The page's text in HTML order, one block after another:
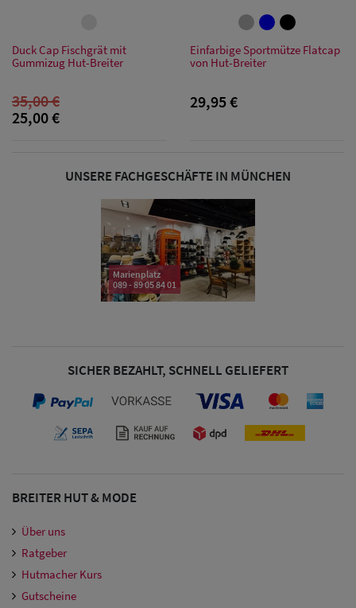
Snapback Caps
Damen Caps
Großgrößen
Duck Cap Fischgrät mit
Gummizug Hut-Breiter
35,00 €
25,00 €
Einfarbige Sportmütze Flatcap
von Hut-Breiter
29,95 €
UNSERE FACHGESCHÄFTE IN MÜNCHEN
Marienplatz
089 - 89 05 84 01
SICHER BEZAHLT, SCHNELL GELIEFERT
BREITER HUT & MODE
Über uns
Ratgeber
Hutmacher Kurs
Gutscheine